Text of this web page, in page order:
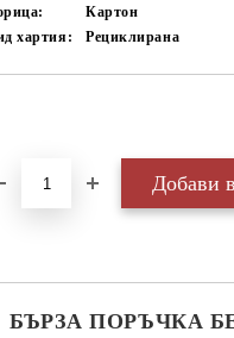
Картон
хартия:
Рециклирана
БЪРЗА ПОРЪЧКА